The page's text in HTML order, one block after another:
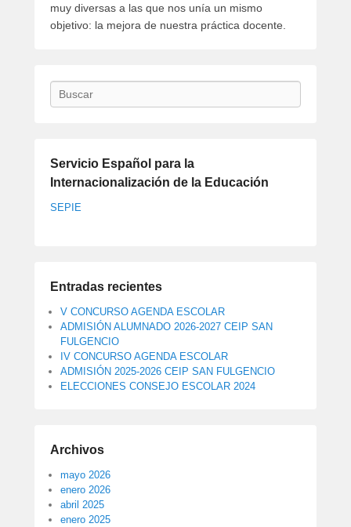
muy diversas a las que nos unía un mismo
objetivo: la mejora de nuestra práctica docente.
Buscar
Servicio Español para la
Internacionalización de la Educación
SEPIE
Entradas recientes
V CONCURSO AGENDA ESCOLAR
ADMISIÓN ALUMNADO 2026-2027 CEIP SAN
FULGENCIO
IV CONCURSO AGENDA ESCOLAR
ADMISIÓN 2025-2026 CEIP SAN FULGENCIO
ELECCIONES CONSEJO ESCOLAR 2024
Archivos
mayo 2026
enero 2026
abril 2025
enero 2025